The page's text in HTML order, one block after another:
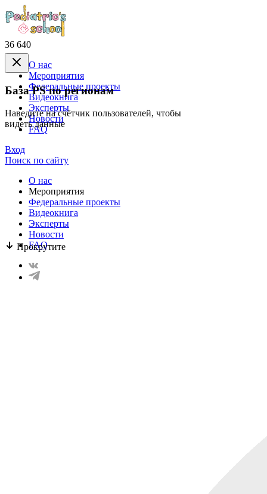
36 640
База PS по регионам
Наведите на счётчик пользователей, чтобы
видеть данные
Прокрутите
О нас
Mероприятия
Федеральные проекты
Видеокнига
Эксперты
Новости
FAQ
Вход
Поиск по сайту
О нас
Mероприятия
Федеральные проекты
Видеокнига
Эксперты
Новости
FAQ